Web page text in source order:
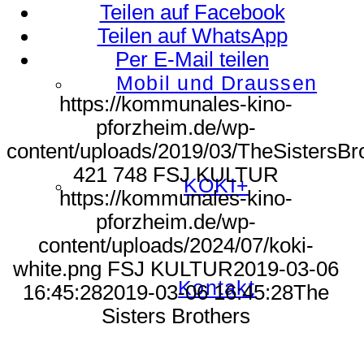
Mobil und Draussen
KOKI+
Kontakt
Teilen auf Facebook
Teilen auf WhatsApp
Per E-Mail teilen
https://kommunales-kino-
pforzheim.de/wp-
content/uploads/2019/03/
421 748 FSJ KULTUR
https://kommunales-kino-
pforzheim.de/wp-
content/uploads/2024/07/koki-
white.png FSJ KULTUR2019-03-06
16:45:282019-03-06 16:45:28The
Sisters Brothers